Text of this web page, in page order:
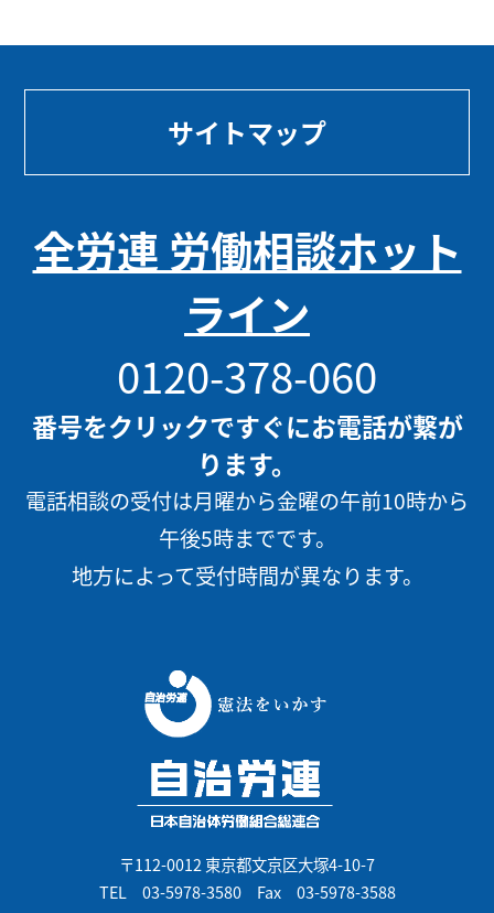
サイトマップ
全労連 労働相談ホット
ライン
0120-378-060
番号をクリックですぐにお電話が繋が
ります。
電話相談の受付は月曜から金曜の午前10時から
午後5時までです。
地方によって受付時間が異なります。
〒112-0012 東京都文京区大塚4-10-7
TEL 03-5978-3580Fax 03-5978-3588